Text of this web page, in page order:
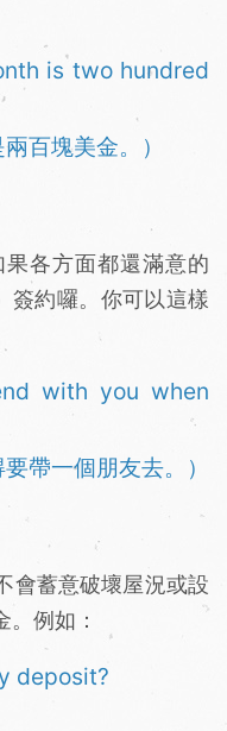
is two hundred
百塊美金。）
各方面都還滿意的
簽約囉。你可以這樣
with you when
帶一個朋友去。）
會蓄意破壞屋況或設
例如：
deposit?